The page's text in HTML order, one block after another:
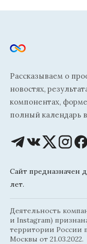
Рассказываем о
новостях,
компонентах,
полный календарь
Сайт предназначен
лет.
Деятельность
и Instagram)
территории России
Москвы от 21.03.2022.